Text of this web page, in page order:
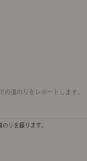
の道のりをレポートします。
りを綴ります。